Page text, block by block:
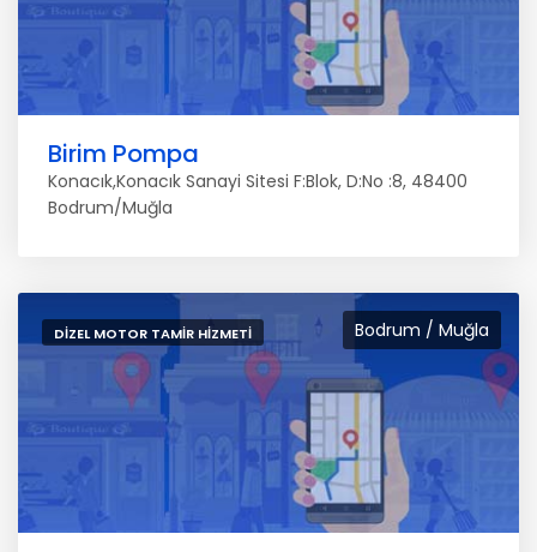
Birim Pompa
Konacık,Konacık Sanayi Sitesi F:Blok, D:No :8, 48400
Bodrum/Muğla
Bodrum / Muğla
DIZEL MOTOR TAMIR HIZMETI